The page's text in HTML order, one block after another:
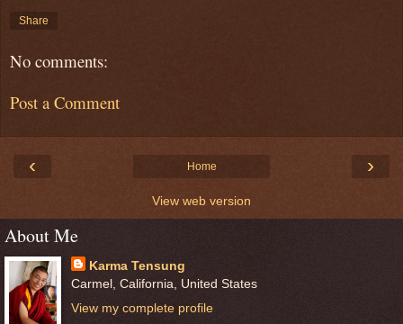
Share
No comments:
Post a Comment
‹ ›
Home
View web version
About Me
Karma Tensung
Carmel, California, United States
View my complete profile